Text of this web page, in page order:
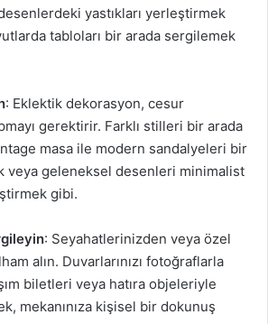
yastıkları yerleştirmek
tabloları bir arada sergilemek
: Eklektik dekorasyon, cesur
gerektirir. Farklı stilleri bir arada
masa ile modern sandalyeleri bir
veya geleneksel desenleri minimalist
gibi.
: Seyahatlerinizden veya özel
alın. Duvarlarınızı fotoğraflarla
biletleri veya hatıra objeleriyle
mekanınıza kişisel bir dokunuş